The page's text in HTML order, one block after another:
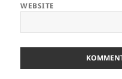
WEBSITE